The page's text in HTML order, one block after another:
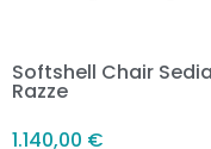
Softshell Chair
Razze
1.140,00 €